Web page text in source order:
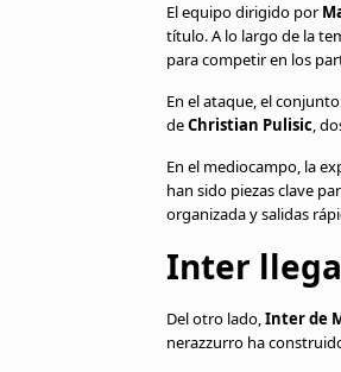
El equipo dirigido por
título. A lo largo de la
para competir en los
En el ataque, el
deChristian Pulisic,
En el mediocampo, la
han sido piezas clave
organizada y salidas
Inter
Del otro lado,Inter de
nerazzurro ha